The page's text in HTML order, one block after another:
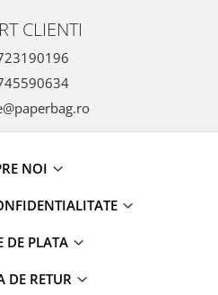
CLIENTI
NOI
DE PLATA
DE RETUR